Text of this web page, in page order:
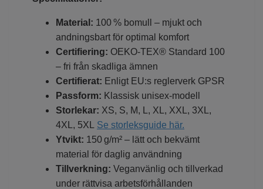
Material: 100 % bomull – mjukt och
andningsbart för optimal komfort
Certifiering: OEKO-TEX® Standard 100
– fri från skadliga ämnen
Certifierat: Enligt EU:s reglerverk GPSR
Passform: Klassisk unisex-modell
Storlekar: XS, S, M, L, XL, XXL, 3XL,
4XL, 5XL Se storleksguide här.
Ytvikt: 150 g/m² – lätt och bekvämt
material för daglig användning
Tillverkning: Veganvänlig och tillverkad
under rättvisa arbetsförhållanden